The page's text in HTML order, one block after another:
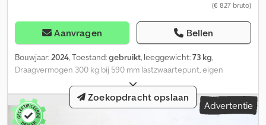
(€ 827 bruto)
Aanvragen Bellen
Bouwjaar:2024, Toestand:gebruikt, leeggewicht:73 kg,
Draagvermogen 300 kg bij 590 mm lastzwaartepunt, eigen
zwaartepunt: 500 mm, als nieuwe BAUER SKK400 kantelbak,
geschikt voor opname met vorkheftruck, inhoud 400 l,
vorkinsteek AK-AK 625 mm, vorkopname 170x55 mm, aftapkraan.
Codpfx Ajw Uvc Njagorf
Advertentie
Zoekopdracht opslaan